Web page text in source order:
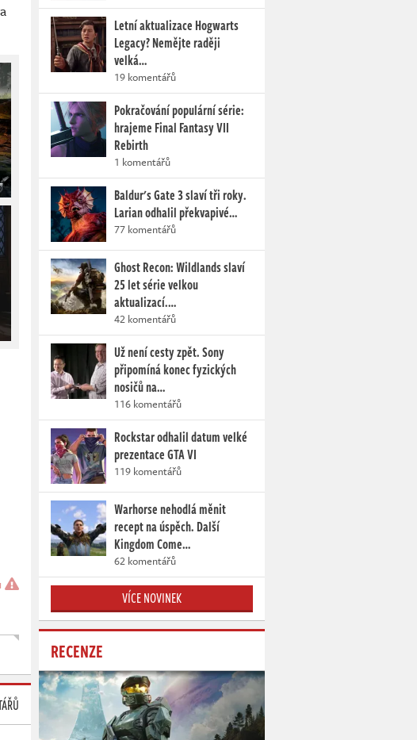
Letní aktualizace Hogwarts
Legacy? Nemějte raději
velká…
19 komentářů
Pokračování populární série:
hrajeme Final Fantasy VII
Rebirth
1 komentářů
Baldur's Gate 3 slaví tři roky.
Larian odhalil překvapivé…
77 komentářů
Ghost Recon: Wildlands slaví
25 let série velkou
aktualizací.…
42 komentářů
Už není cesty zpět. Sony
připomíná konec fyzických
nosičů na…
116 komentářů
Rockstar odhalil datum velké
prezentace GTA VI
119 komentářů
Warhorse nehodlá měnit
recept na úspěch. Další
Kingdom Come…
62 komentářů
VÍCE NOVINEK
RECENZE